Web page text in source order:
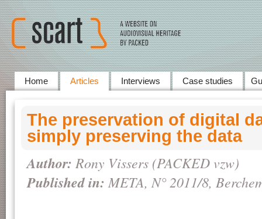
Home Articles Interviews Case studies
The preservation of digital
simply preserving the data
Author: Rony Vissers (PACKED vzw)
Published in: META, N° 2011/8,